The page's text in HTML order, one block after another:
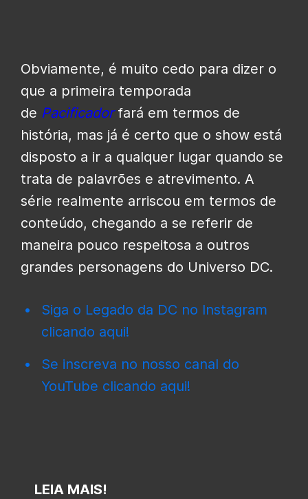
Obviamente, é muito cedo para dizer o
que a primeira temporada
de Pacificadorfará em termos de
história, mas já é certo que o show está
disposto a ir a qualquer lugar quando se
trata de palavrões e atrevimento. A
série realmente arriscou em termos de
conteúdo, chegando a se referir de
maneira pouco respeitosa a outros
grandes personagens do Universo DC.
Siga o Legado da DC no Instagram
clicando aqui!
Se inscreva no nosso canal do
YouTube clicando aqui!
LEIA MAIS!